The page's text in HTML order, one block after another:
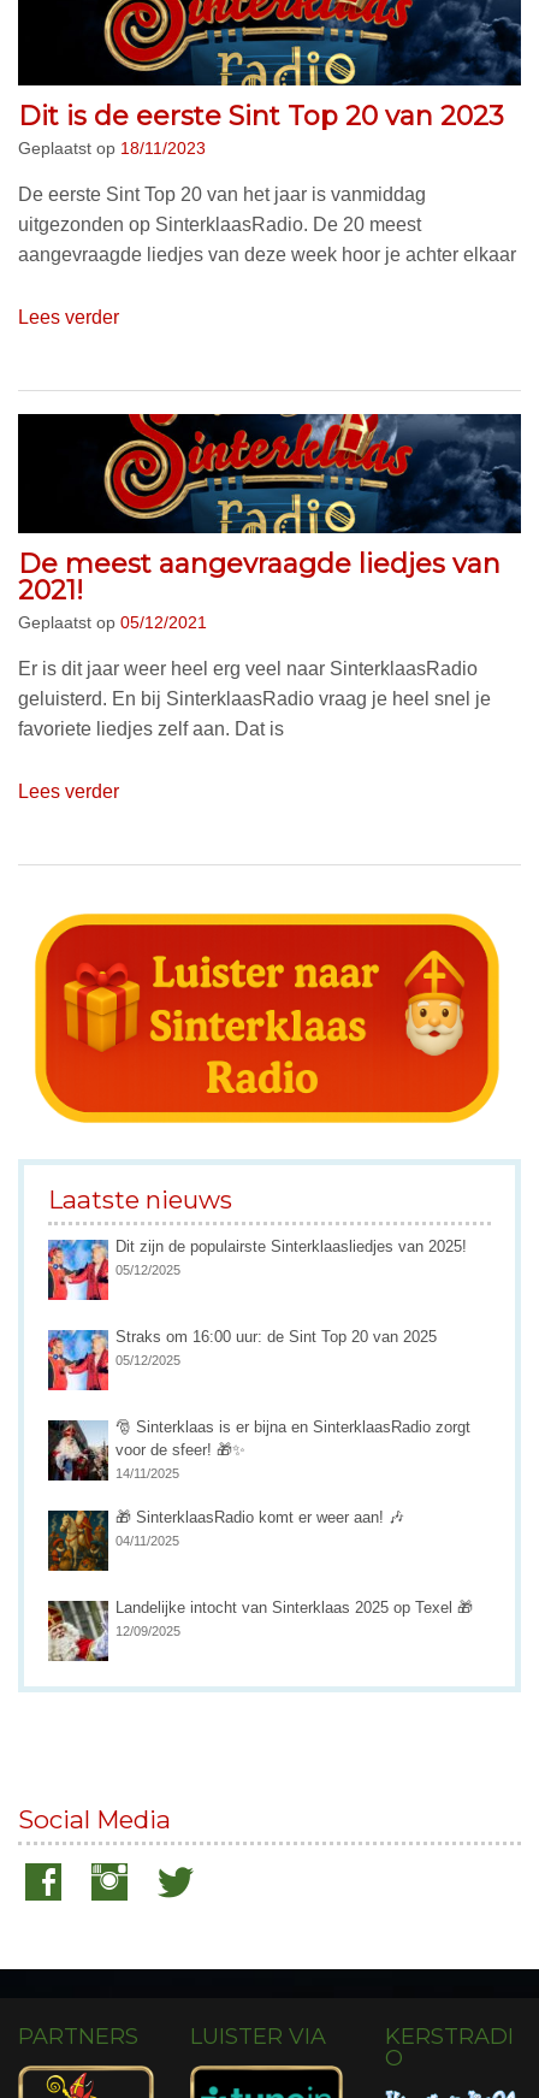
Dit is de eerste Sint Top 20 van 2023
Geplaatst op 18/11/2023
De eerste Sint Top 20 van het jaar is vanmiddag
uitgezonden op SinterklaasRadio. De 20 meest
aangevraagde liedjes van deze week hoor je achter elkaar
Lees verder
De meest aangevraagde liedjes van
2021!
Geplaatst op 05/12/2021
Er is dit jaar weer heel erg veel naar SinterklaasRadio
geluisterd. En bij SinterklaasRadio vraag je heel snel je
favoriete liedjes zelf aan. Dat is
Lees verder
Laatste nieuws
Dit zijn de populairste Sinterklaasliedjes van 2025!
05/12/2025
Straks om 16:00 uur: de Sint Top 20 van 2025
05/12/2025
🎅 Sinterklaas is er bijna en SinterklaasRadio zorgt
voor de sfeer! 🎁✨
14/11/2025
🎁 SinterklaasRadio komt er weer aan! 🎶
04/11/2025
Landelijke intocht van Sinterklaas 2025 op Texel 🎁
12/09/2025
Social Media
PARTNERS LUISTER VIA
KERSTRADI
O